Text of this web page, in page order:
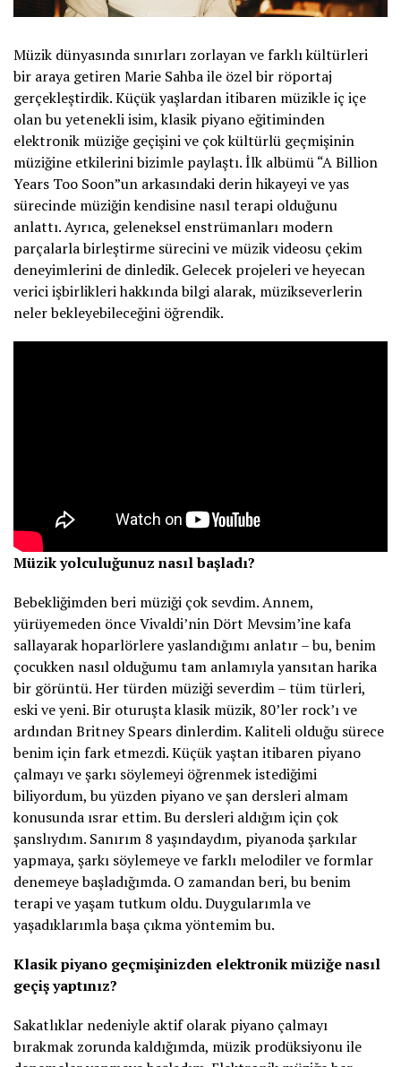
Müzik dünyasında sınırları zorlayan ve farklı kültürleri
bir araya getiren Marie Sahba ile özel bir röportaj
gerçekleştirdik. Küçük yaşlardan itibaren müzikle iç içe
olan bu yetenekli isim, klasik piyano eğitiminden
elektronik müziğe geçişini ve çok kültürlü geçmişinin
müziğine etkilerini bizimle paylaştı. İlk albümü “A Billion
Years Too Soon”un arkasındaki derin hikayeyi ve yas
sürecinde müziğin kendisine nasıl terapi olduğunu
anlattı. Ayrıca, geleneksel enstrümanları modern
parçalarla birleştirme sürecini ve müzik videosu çekim
deneyimlerini de dinledik. Gelecek projeleri ve heyecan
verici işbirlikleri hakkında bilgi alarak, müzikseverlerin
neler bekleyebileceğini öğrendik.
Müzik yolculuğunuz nasıl başladı?
Bebekliğimden beri müziği çok sevdim. Annem,
yürüyemeden önce Vivaldi’nin Dört Mevsim’ine kafa
sallayarak hoparlörlere yaslandığımı anlatır – bu, benim
çocukken nasıl olduğumu tam anlamıyla yansıtan harika
bir görüntü. Her türden müziği severdim – tüm türleri,
eski ve yeni. Bir oturuşta klasik müzik, 80’ler rock’ı ve
ardından Britney Spears dinlerdim. Kaliteli olduğu sürece
benim için fark etmezdi. Küçük yaştan itibaren piyano
çalmayı ve şarkı söylemeyi öğrenmek istediğimi
biliyordum, bu yüzden piyano ve şan dersleri almam
konusunda ısrar ettim. Bu dersleri aldığım için çok
şanslıydım. Sanırım 8 yaşındaydım, piyanoda şarkılar
yapmaya, şarkı söylemeye ve farklı melodiler ve formlar
denemeye başladığımda. O zamandan beri, bu benim
terapi ve yaşam tutkum oldu. Duygularımla ve
yaşadıklarımla başa çıkma yöntemim bu.
Klasik piyano geçmişinizden elektronik müziğe nasıl
geçiş yaptınız?
Sakatlıklar nedeniyle aktif olarak piyano çalmayı
bırakmak zorunda kaldığımda, müzik prodüksiyonu ile